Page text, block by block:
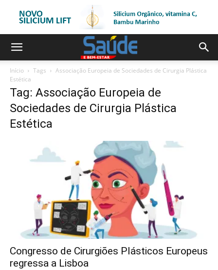
Início Tags
Associação Europeia de Sociedades de Cirurgia Plástica
Estética
Tag: Associação Europeia de
Sociedades de Cirurgia Plástica
Estética
Congresso de Cirurgiões Plásticos Europeus
regressa a Lisboa